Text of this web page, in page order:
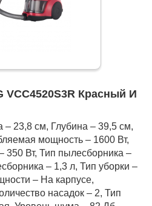
VCC4520S3R Красный И
23,8 см, Глубина – 39,5 см,
мощность – 1600 Вт,
350 Вт, Тип пылесборника –
– 1,3 л, Тип уборки –
– На карпусе,
насадок – 2, Тип